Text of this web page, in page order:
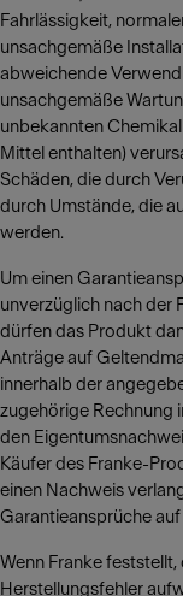
Fahrlässigkeit,
unsachgemäße
abweichende
unsachgemäße
unbekannten
Mittel enthalten)
Schäden, die durch
durch Umstände, die
werden.
Um einen
unverzüglich nach der
dürfen das Produkt
Anträge auf
innerhalb der
zugehörige Rechnung
den
Käufer des Franke-
einen Nachweis
Garantieansprüche auf
Wenn Franke
Herstellungsfehler